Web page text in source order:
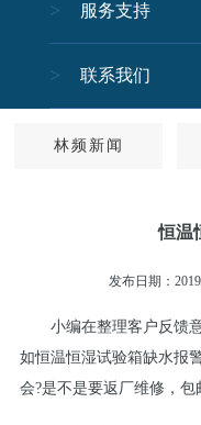
服务支持
联系我们
林频新闻
恒温
发布日期：
小编在整理客户反馈意
如恒温恒湿试验箱缺水报
会?是不是要返厂维修，包